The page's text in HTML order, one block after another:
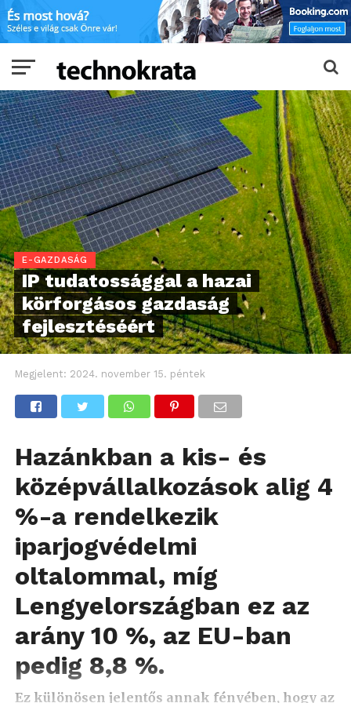
E-GAZDASÁG
IP tudatossággal a hazai
körforgásos gazdaság
fejlesztéséért
Megjelent: 2024. november 15. péntek
Hazánkban a kis- és
középvállalkozások alig 4
%-a rendelkezik
iparjogvédelmi
oltalommal, míg
Lengyelországban ez az
arány 10 %, az EU-ban
pedig 8,8 %.
Ez különösen jelentős annak fényében, hogy az